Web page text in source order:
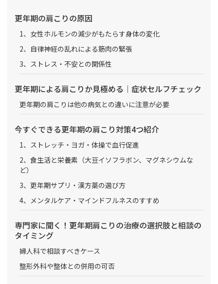
更年期の肩こりの原因
1、女性ホルモンの減少がもたらす身体の変化
2、自律神経の乱れによる筋肉の緊張
3、ストレス・不安との関係性
更年期による肩こりか見極める｜症状セルフチェック
更年期の肩こりは他の病気との違いに注意が必要
今すぐできる更年期の肩こり対策4つ紹介
1、ストレッチ・ヨガ・体操で血行促進
2、食生活と栄養素（大豆イソフラボン、マグネシウムな
ど）
3、更年期サプリ・漢方薬の選び方
4、メンタルケア・マインドフルネスのすすめ
専門家に聞く！更年期肩こりの治療の選択肢と相談の
タイミング
婦人科で相談すべきケース
整形外科や整体との併用の可否